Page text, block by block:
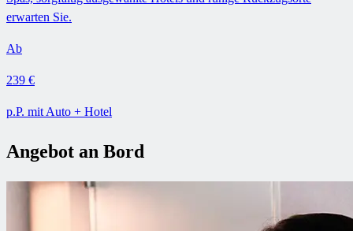
erwarten Sie.
Ab
239 €
p.P. mit Auto + Hotel
Angebot an Bord